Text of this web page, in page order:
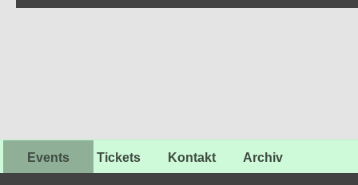
Events Tickets Kontakt Archiv